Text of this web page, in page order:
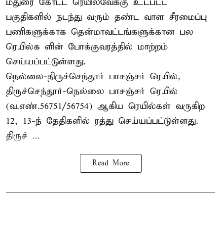
மதுரை கோட்ட ரெயில்வேக்கு உட்பட்ட
பகுதிகளில் நடந்து வரும் தண்ட வாள சீரமைப்பு
பணிகளுக்காக தென்மாவட்டங்களுக்கான பல
ரெயில்க ளின் போக்குவரத்தில் மாற்றம்
செய்யப்பட்டுள்ளது.
நெல்லை-திருச்செந்தூர் பாசஞ்சர் ரெயில்,
திருச்செந்தூர்-நெல்லை பாசஞ்சர் ரெயில்
(வ.எண்.56751/56754) ஆகிய ரெயில்கள் வருகிற
12, 13-ந் தேதிகளில் ரத்து செய்யப்பட்டுள்ளது.
திருச் ...
Read More